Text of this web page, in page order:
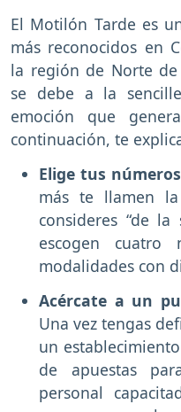
El Motilón Tarde es
más reconocidos en
la región de Norte de
se debe a la
emoción que
continuación, te
Elige tus números
más te llamen
consideres “de
escogen cuatro
modalidades con
Acércate a un
Una vez tengas
un
de apuestas
personal